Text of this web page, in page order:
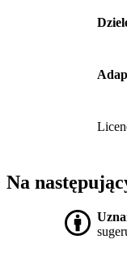
Na